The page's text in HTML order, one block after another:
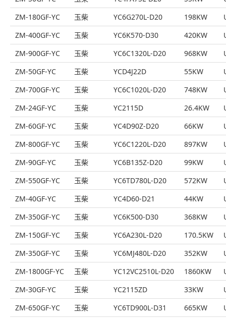
ZM-180GF-YC
玉柴 YC6G270L-D20 198KW
ZM-400GF-YC
玉柴 YC6K570-D30 420KW
ZM-900GF-YC
玉柴 YC6C1320L-D20 968KW
ZM-50GF-YC
玉柴 YCD4J22D 55KW
ZM-700GF-YC
玉柴 YC6C1020L-D20 748KW
ZM-24GF-YC
玉柴 YC2115D 26.4KW
ZM-60GF-YC
玉柴 YC4D90Z-D20 66KW
ZM-800GF-YC
玉柴 YC6C1220L-D20 897KW
ZM-90GF-YC
玉柴 YC6B135Z-D20 99KW
ZM-550GF-YC
玉柴 YC6TD780L-D20 572KW
ZM-40GF-YC
玉柴 YC4D60-D21 44KW
ZM-350GF-YC
玉柴 YC6K500-D30 368KW
ZM-150GF-YC
玉柴 YC6A230L-D20 170.5KW
ZM-350GF-YC
玉柴 YC6MJ480L-D20 352KW
ZM-1800GF-YC
玉柴 YC12VC2510L-D20 1860KW
ZM-30GF-YC
玉柴 YC2115ZD 33KW
ZM-650GF-YC
玉柴 YC6TD900L-D31 665KW